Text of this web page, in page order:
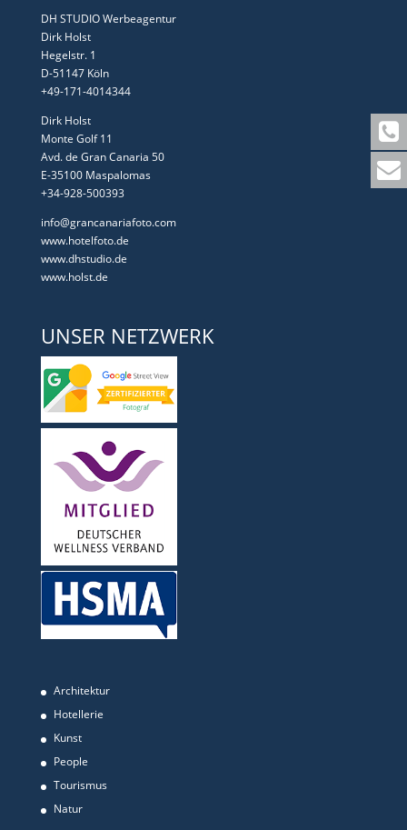
DH STUDIO Werbeagentur
Dirk Holst
Hegelstr. 1
D-51147 Köln
+49-171-4014344
Dirk Holst
Monte Golf 11
Avd. de Gran Canaria 50
E-35100 Maspalomas
+34-928-500393
info@grancanariafoto.com
www.hotelfoto.de
www.dhstudio.de
www.holst.de
UNSER NETZWERK
Architektur
Hotellerie
Kunst
People
Tourismus
Natur